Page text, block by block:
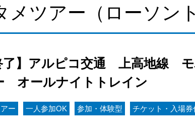
メツアー（ローソン
了】アルピコ交通 上高地線
オールナイトトレイン
ー 一人参加OK 参加・体験型 チケット・入場券